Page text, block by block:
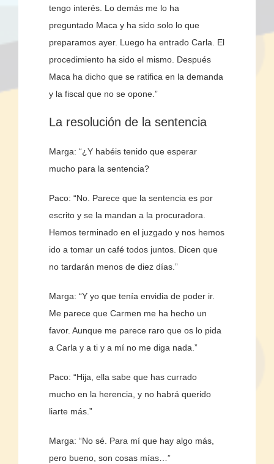
tengo interés. Lo demás me lo ha
preguntado Maca y ha sido solo lo que
preparamos ayer. Luego ha entrado Carla. El
procedimiento ha sido el mismo. Después
Maca ha dicho que se ratifica en la demanda
y la fiscal que no se opone.”
La resolución de la sentencia
Marga: “¿Y habéis tenido que esperar
mucho para la sentencia?
Paco: “No. Parece que la sentencia es por
escrito y se la mandan a la procuradora.
Hemos terminado en el juzgado y nos hemos
ido a tomar un café todos juntos. Dicen que
no tardarán menos de diez días.”
Marga: “Y yo que tenía envidia de poder ir.
Me parece que Carmen me ha hecho un
favor. Aunque me parece raro que os lo pida
a Carla y a ti y a mí no me diga nada.”
Paco: “Hija, ella sabe que has currado
mucho en la herencia, y no habrá querido
liarte más.”
Marga: “No sé. Para mí que hay algo más,
pero bueno, son cosas mías…”